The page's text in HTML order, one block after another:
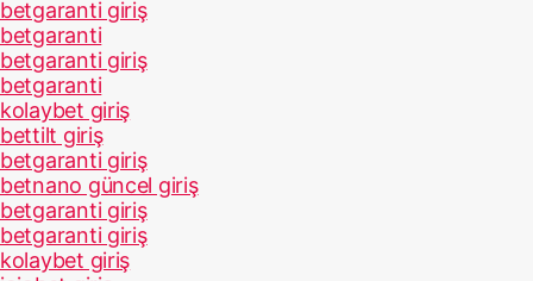
betgaranti giriş
betgaranti
betgaranti giriş
betgaranti
kolaybet giriş
bettilt giriş
betgaranti giriş
betnano güncel giriş
betgaranti giriş
betgaranti giriş
kolaybet giriş